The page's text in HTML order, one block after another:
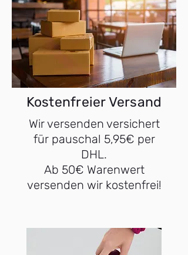
Kostenfreier Versand
Wir versenden versichert
für pauschal 5,95€ per
DHL.
Ab 50€ Warenwert
versenden wir kostenfrei!